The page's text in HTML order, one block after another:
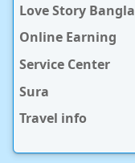
Love Story Bangla
Online Earning
Service Center
Sura
Travel info